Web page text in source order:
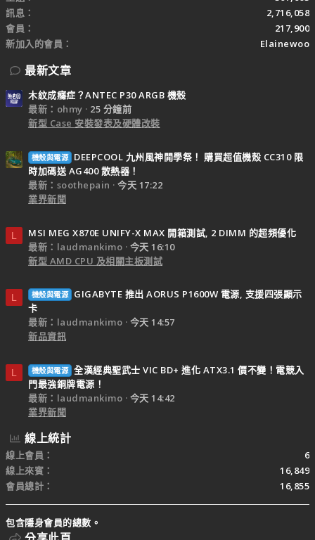
訊息
2,716,058
會員
217,900
新加入的會員
Elainewoo
最新文章
木紋成癮症？ANTEC P30 ARGB 機殼
最新：ohmy
25 分鐘前
新型 Case 安裝發表及硬體改裝
機殼與電源
DEEPCOOL 九州風神開學祭！ 購買超值機殼 CC310 限
時加碼送 AG400 散熱器！
最新：soothepain
今天 17:22
業界新聞
L
MSI MEG X870E UNIFY-X MAX 開箱測試, 2 DIMM 的超頻優化
最新：laudmankimo
今天 16:10
新型 AMD CPU 及相關主板測試
L 機殼與電源
GIGABYTE 推出 AORUS P1600W 電源, 支援四張顯示
卡
最新：laudmankimo
今天 14:57
新品資訊
L 機殼與電源 全漢經典聖武士 VIC BD+ 進化 ATX3.1 價不變！電競入
門最強銅牌電源！
最新：laudmankimo
今天 14:42
業界新聞
線上統計
線上會員
6
線上來賓
16,849
會員總計
16,855
包含隱身會員的總數。